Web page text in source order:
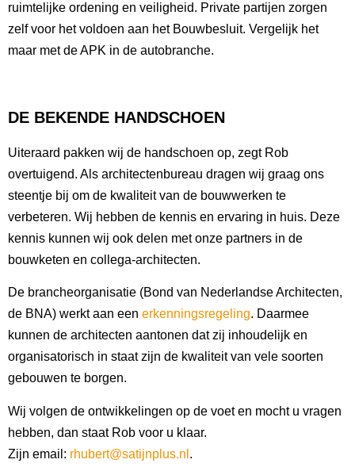
ruimtelijke ordening en veiligheid. Private partijen zorgen
zelf voor het voldoen aan het Bouwbesluit. Vergelijk het
maar met de APK in de autobranche.
DE BEKENDE HANDSCHOEN
Uiteraard pakken wij de handschoen op, zegt Rob
overtuigend. Als architectenbureau dragen wij graag ons
steentje bij om de kwaliteit van de bouwwerken te
verbeteren. Wij hebben de kennis en ervaring in huis. Deze
kennis kunnen wij ook delen met onze partners in de
bouwketen en collega-architecten.
De brancheorganisatie (Bond van Nederlandse Architecten,
de BNA) werkt aan een erkenningsregeling. Daarmee
kunnen de architecten aantonen dat zij inhoudelijk en
organisatorisch in staat zijn de kwaliteit van vele soorten
gebouwen te borgen.
Wij volgen de ontwikkelingen op de voet en mocht u vragen
hebben, dan staat Rob voor u klaar.
Zijn email: rhubert@satijnplus.nl .